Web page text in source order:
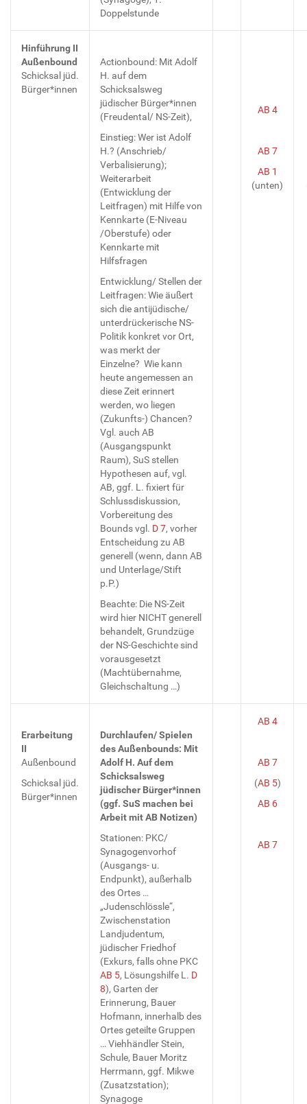
Doppelstunde
Hinführung II
Außenbound
Schicksal jüd.
Bürger*innen
Actionbound: Mit Adolf
H. auf dem
Schicksalsweg
jüdischer Bürger*innen
(Freudental/ NS-Zeit),
Einstieg: Wer ist Adolf
H.? (Anschrieb/
Verbalisierung);
Weiterarbeit
(Entwicklung der
Leitfragen) mit Hilfe von
Kennkarte (E-Niveau
/Oberstufe) oder
Kennkarte mit
Hilfsfragen
Entwicklung/ Stellen der
Leitfragen: Wie äußert
sich die antijüdische/
unterdrückerische NS-
Politik konkret vor Ort,
was merkt der
Einzelne? Wie kann
heute angemessen an
diese Zeit erinnert
werden, wo liegen
(Zukunfts-) Chancen?
Vgl. auch AB
(Ausgangspunkt
Raum), SuS stellen
Hypothesen auf, vgl.
AB, ggf. L. fixiert für
Schlussdiskussion,
Vorbereitung des
Bounds vgl. D 7, vorher
Entscheidung zu AB
generell (wenn, dann AB
und Unterlage/Stift
p.P.)
Beachte: Die NS-Zeit
wird hier NICHT generell
behandelt, Grundzüge
der NS-Geschichte sind
vorausgesetzt
(Machtübernahme,
Gleichschaltung …)
AB 4
AB 7
AB 1
(unten)
Erarbeitung
II
Außenbound
Schicksal jüd.
Bürger*innen
Durchlaufen/ Spielen
des Außenbounds: Mit
Adolf H. Auf dem
Schicksalsweg
jüdischer Bürger*innen
(ggf. SuS machen bei
Arbeit mit AB Notizen)
Stationen: PKC/
Synagogenvorhof
(Ausgangs- u.
Endpunkt), außerhalb
des Ortes …
„Judenschlössle“,
Zwischenstation
Landjudentum,
jüdischer Friedhof
(Exkurs, falls ohne PKC
AB 5, Lösungshilfe L. D
8), Garten der
Erinnerung, Bauer
Hofmann, innerhalb des
Ortes geteilte Gruppen
… Viehhändler Stein,
Schule, Bauer Moritz
Herrmann, ggf. Mikwe
(Zusatzstation);
Synagoge
AB 4
AB 7
(AB 5)
AB 6
AB 7